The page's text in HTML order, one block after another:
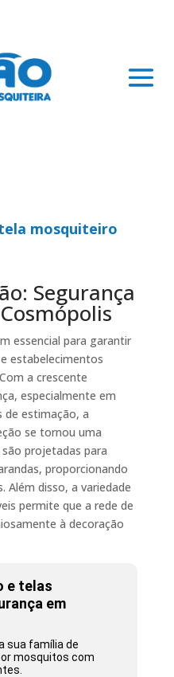
mosquiteiro
Segurança
essencial para garantir
estabelecimentos
a crescente
especialmente em
de estimação, a
se tornou uma
projetadas para
proporcionando
Além disso, a variedade
permite que a rede de
à decoração
e telas
em
sua família de
mosquitos com